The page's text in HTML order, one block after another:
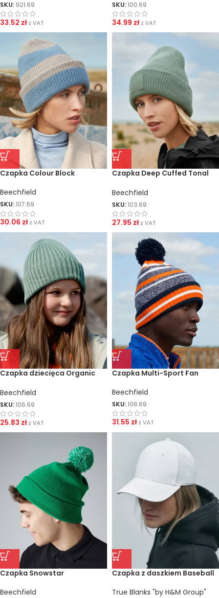
SKU: 921.69
33.52 zł z VAT
SKU:100.69
34.99 zł z VAT
Czapka Colour Block
Beechfield
SKU:107.69
30.06 zł z VAT
Czapka Deep Cuffed Tonal
Beechfield
SKU:103.69
27.95 zł z VAT
Czapka dziecięca Organic
Beechfield
SKU:106.69
25.83 zł z VAT
Czapka Multi-Sport Fan
Beechfield
SKU:108.69
31.55 zł z VAT
Czapka Snowstar
Beechfield
Czapka z daszkiem Baseball
True Blanks "by H&M Group"